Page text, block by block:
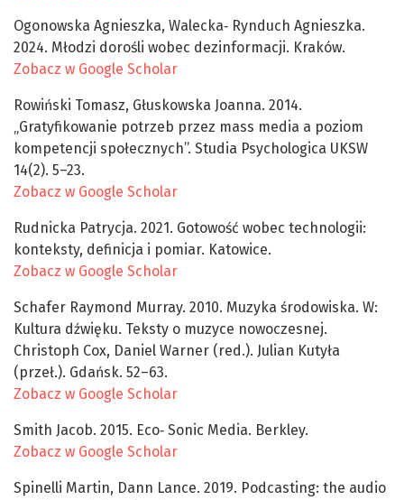
Ogonowska Agnieszka, Walecka‑ Rynduch Agnieszka.
2024. Młodzi dorośli wobec dezinformacji. Kraków.
Zobacz w Google Scholar
Rowiński Tomasz, Głuskowska Joanna. 2014.
„Gratyfikowanie potrzeb przez mass media a poziom
kompetencji społecznych”. Studia Psychologica UKSW
14(2). 5–23.
Zobacz w Google Scholar
Rudnicka Patrycja. 2021. Gotowość wobec technologii:
konteksty, definicja i pomiar. Katowice.
Zobacz w Google Scholar
Schafer Raymond Murray. 2010. Muzyka środowiska. W:
Kultura dźwięku. Teksty o muzyce nowoczesnej.
Christoph Cox, Daniel Warner (red.). Julian Kutyła
(przeł.). Gdańsk. 52–63.
Zobacz w Google Scholar
Smith Jacob. 2015. Eco‑ Sonic Media. Berkley.
Zobacz w Google Scholar
Spinelli Martin, Dann Lance. 2019. Podcasting: the audio